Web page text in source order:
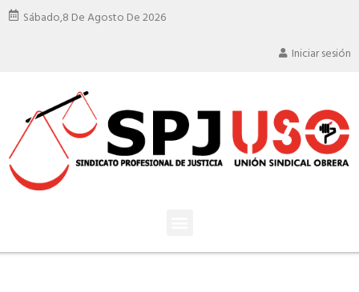
Sábado,8 De Agosto De 2026
Iniciar sesión